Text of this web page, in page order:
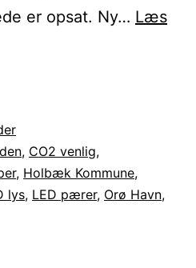
er opsat. Ny… Læs
, CO2 venlig,
, Holbæk Kommune,
lys, LED pærer, Orø Havn,